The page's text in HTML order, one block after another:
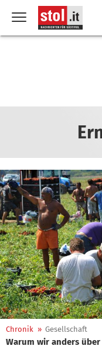
Chronik » Gesellschaft
Warum wir anders